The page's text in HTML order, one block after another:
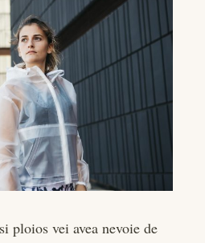
ploios vei avea nevoie de